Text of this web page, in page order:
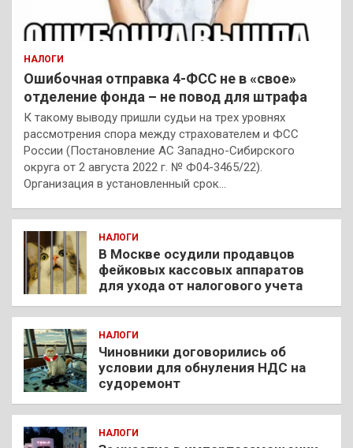
НАЛОГИ
Ошибочная отправка 4-ФСС не в «свое»
отделение фонда – не повод для штрафа
К такому выводу пришли судьи на трех уровнях
рассмотрения спора между страхователем и ФСС
России (Постановление АС Западно-Сибирского
округа от 2 августа 2022 г. № Ф04-3465/22).
Организация в установленный срок…
НАЛОГИ
В Москве осудили продавцов
фейковых кассовых аппаратов
для ухода от налогового учета
НАЛОГИ
Чиновники договорились об
условии для обнуления НДС на
судоремонт
НАЛОГИ